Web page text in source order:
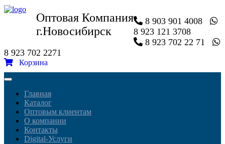
Оптовая Компания
г.Новосибирск
8 903 901 4008
8 923 121 3708
8 923 702 22 71
8 923 702 2271
Корзина
Toggle
navigationГлавная
Каталог
Оптовым клиентам
О компании
Контакты
Digital-Услуги